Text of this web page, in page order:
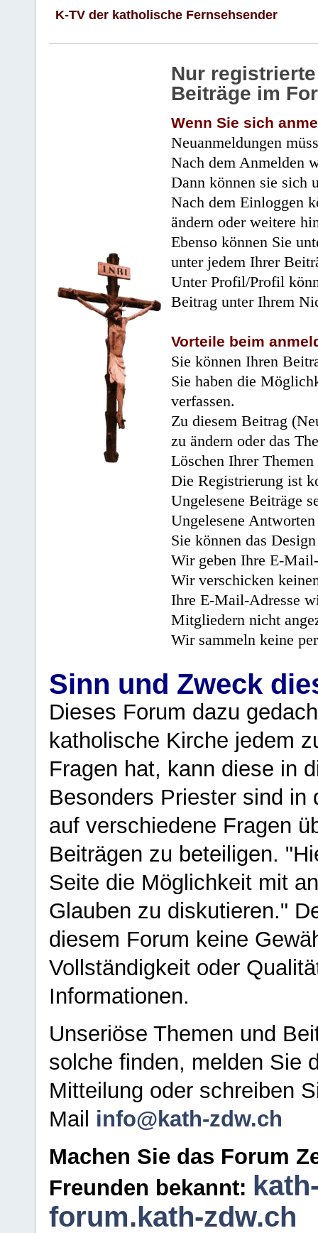
K-TV der katholische Fernsehsender
Nur
Beiträge im
Wenn Sie sich
Neuanmeldungen
Nach dem Anmelden
Dann können sie sich
Nach dem Einloggen
ändern oder weitere
Ebenso können Sie
unter jedem Ihrer
Unter Profil/Profil
Beitrag unter Ihrem
Vorteile beim
Sie können Ihren
Sie haben die
verfassen.
Zu diesem Beitrag
zu ändern oder das
Löschen Ihrer
Die Registrierung ist
Ungelesene Beiträge
Ungelesene
Sie können das
Wir geben Ihre E-
Wir verschicken
Ihre E-Mail-Adresse
Mitgliedern nicht
Wir sammeln keine
Sinn und Zweck
Dieses Forum dazu
katholische Kirche jedem
Fragen hat, kann diese in
Besonders Priester sind in
auf verschiedene Fragen
Beiträgen zu beteiligen.
Seite die Möglichkeit mit
Glauben zu diskutieren."
diesem Forum keine
Vollständigkeit oder
Informationen.
Unseriöse Themen und
solche finden, melden Sie
Mitteilung oder schreiben
Mail info@kath-zdw.ch
Machen Sie das Forum
Freunden bekannt:
forum.kath-zdw.ch